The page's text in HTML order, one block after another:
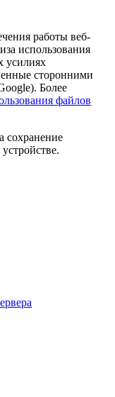
работы веб-
использования
усилиях
сторонними
Более
файлов
сохранение